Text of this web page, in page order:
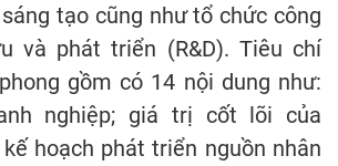
tạo cũng như tổ chức công
và phát triển (R&D). Tiêu chí
gồm có 14 nội dung như:
nghiệp; giá trị cốt lõi của
hoạch phát triển nguồn nhân